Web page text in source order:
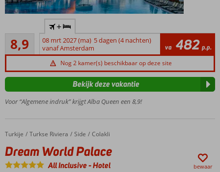
familiehotel
direct aan
het
zandstrand
2 à-la-
carterestaurants
Animatie
voor de
met
8,9
Aanrader
15
beoordelingen
+
08 mrt 2027 (ma) 5 dagen (4 nachten)
vanaf Amsterdam
va 482 p.p.
Nog 2 kamer(s) beschikbaar op deze site
Voor “Algemene indruk” krijgt Alba Queen een 8,9!
Bekijk deze vakantie
Home
Turkije Turkse Riviera Side Colakli
Dream World Palace
Dream World Palace
All Inclusive-Hotel bewaar